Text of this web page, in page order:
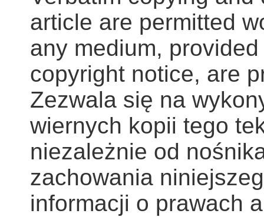
article are permitted
any medium,
copyright notice, are
Zezwala się na
wiernych kopii tego
niezależnie od
zachowania
informacji o prawach